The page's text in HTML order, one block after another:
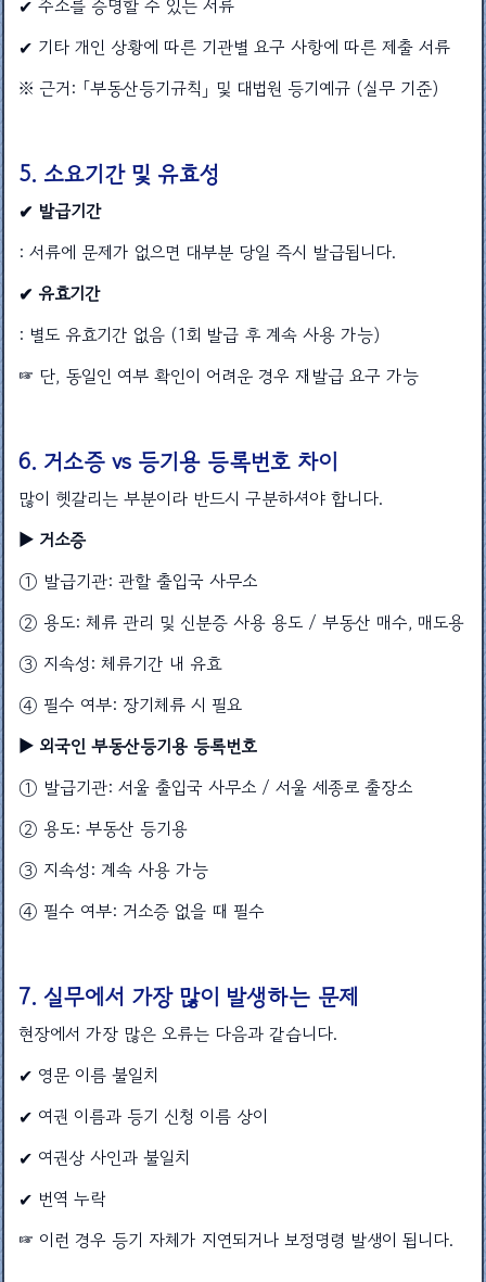
✔ 기타 개인 상황에 따른 기관별 요구 사항에 따른 제출 서류
※ 근거: 「부동산등기규칙」 및 대법원 등기예규 (실무 기준)
5. 소요기간 및 유효성
✔ 발급기간
: 서류에 문제가 없으면 대부분 당일 즉시 발급됩니다.
✔ 유효기간
: 별도 유효기간 없음 (1회 발급 후 계속 사용 가능)
☞ 단, 동일인 여부 확인이 어려운 경우 재발급 요구 가능
6. 거소증 vs 등기용 등록번호 차이
많이 헷갈리는 부분이라 반드시 구분하셔야 합니다.
▶ 거소증
① 발급기관: 관할 출입국 사무소
② 용도: 체류 관리 및 신분증 사용 용도 / 부동산 매수, 매도용
③ 지속성: 체류기간 내 유효
④ 필수 여부: 장기체류 시 필요
▶ 외국인 부동산등기용 등록번호
① 발급기관: 서울 출입국 사무소 / 서울 세종로 출장소
② 용도: 부동산 등기용
③ 지속성: 계속 사용 가능
④ 필수 여부: 거소증 없을 때 필수
7. 실무에서 가장 많이 발생하는 문제
현장에서 가장 많은 오류는 다음과 같습니다.
✔ 영문 이름 불일치
✔ 여권 이름과 등기 신청 이름 상이
✔ 여권상 사인과 불일치
✔ 번역 누락
☞ 이런 경우 등기 자체가 지연되거나 보정명령 발생이 됩니다.